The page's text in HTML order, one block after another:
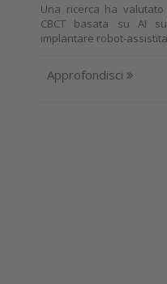
Una ricerca ha valutato
CBCT basata su AI
implantare robot-assistita
Approfondisci